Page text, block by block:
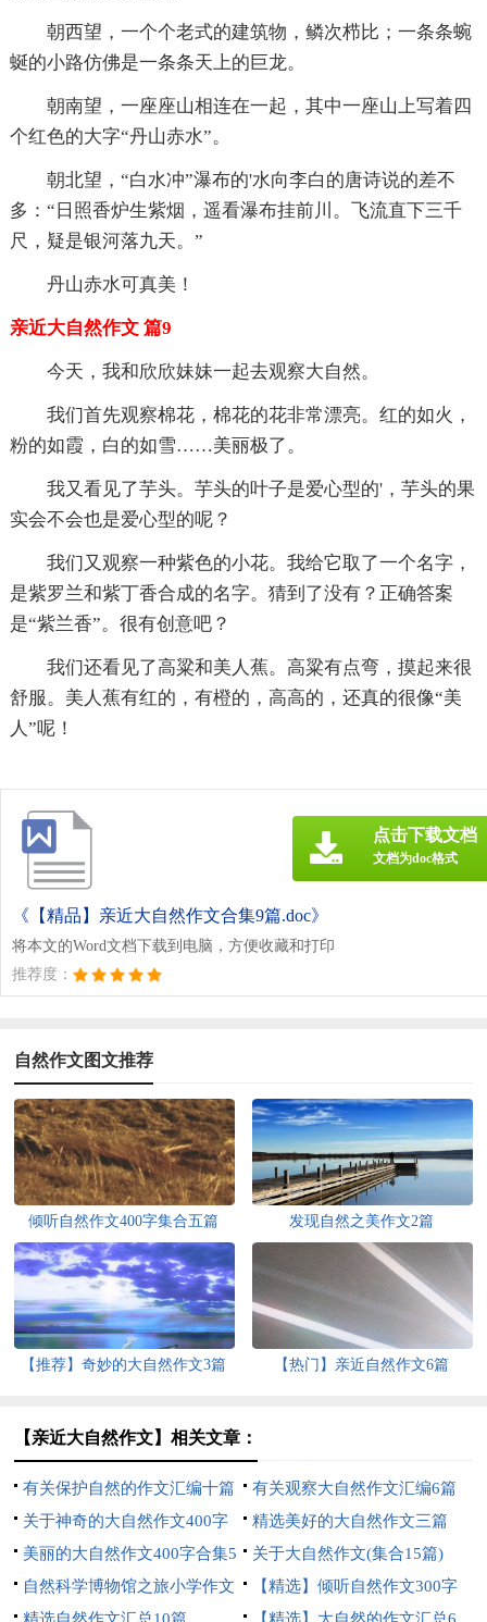
朝西望，一个个老式的建筑物，鳞次栉比；一条条蜿
蜒的小路仿佛是一条条天上的巨龙。
朝南望，一座座山相连在一起，其中一座山上写着四
个红色的大字“丹山赤水”。
朝北望，“白水冲”瀑布的'水向李白的唐诗说的差不
多：“日照香炉生紫烟，遥看瀑布挂前川。飞流直下三千
尺，疑是银河落九天。”
丹山赤水可真美！
亲近大自然作文 篇9
今天，我和欣欣妹妹一起去观察大自然。
我们首先观察棉花，棉花的花非常漂亮。红的如火，
粉的如霞，白的如雪……美丽极了。
我又看见了芋头。芋头的叶子是爱心型的'，芋头的果
实会不会也是爱心型的呢？
我们又观察一种紫色的小花。我给它取了一个名字，
是紫罗兰和紫丁香合成的名字。猜到了没有？正确答案
是“紫兰香”。很有创意吧？
我们还看见了高粱和美人蕉。高粱有点弯，摸起来很
舒服。美人蕉有红的，有橙的，高高的，还真的很像“美
人”呢！
《【精品】亲近大自然作文合集9篇.doc》
将本文的Word文档下载到电脑，方便收藏和打印
推荐度：
点击下载文档
文档为doc格式
自然作文图文推荐
倾听自然作文400字集合五篇 发现自然之美作文2篇
【推荐】奇妙的大自然作文3篇 【热门】亲近自然作文6篇
【亲近大自然作文】相关文章：
有关保护自然的作文汇编十篇
有关观察大自然作文汇编6篇
关于神奇的大自然作文400字
八篇
精选美好的大自然作文三篇
美丽的大自然作文400字合集5
篇
关于大自然作文(集合15篇)
自然科学博物馆之旅小学作文
【精选】倾听自然作文300字
三篇
精选自然作文汇总10篇 【精选】大自然的作文汇总6